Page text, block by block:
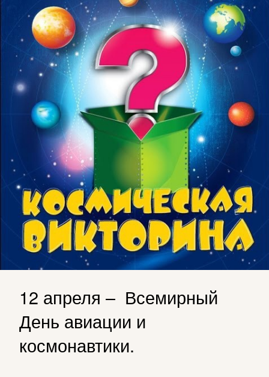
12 апреля – Всемирный
День авиации и
космонавтики.